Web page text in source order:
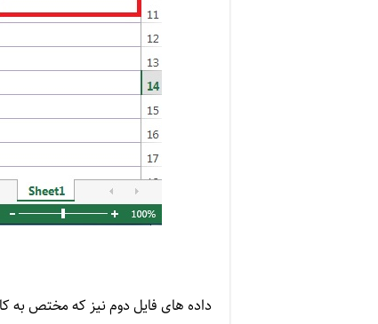
داده های فایل دوم نیز که مختص به